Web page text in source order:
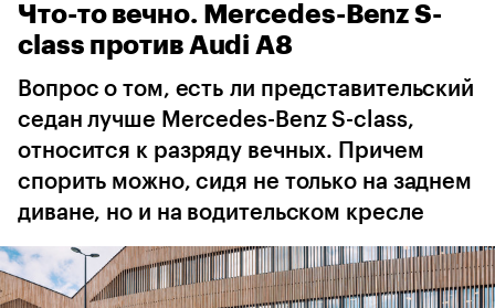
Omoda Volga Changan
Что-то вечно. Mercedes-Benz S-
class против Audi A8
Вопрос о том, есть ли представительский
седан лучше Mercedes-Benz S-class,
относится к разряду вечных. Причем
спорить можно, сидя не только на заднем
диване, но и на водительском кресле